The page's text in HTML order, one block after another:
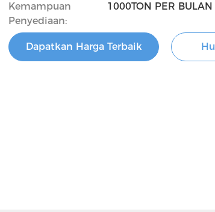
Kemampuan
Penyediaan:
1000TON PER BULAN
Dapatkan Harga Terbaik